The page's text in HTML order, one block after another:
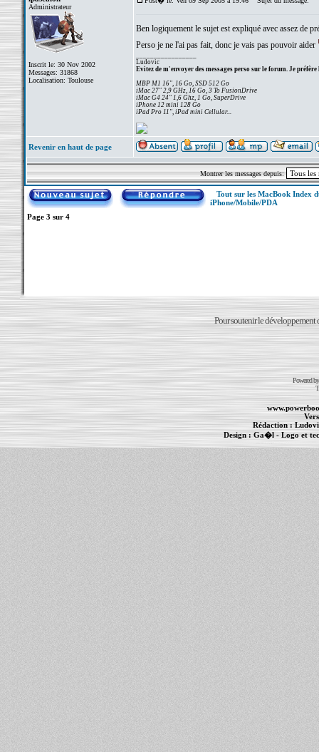
Administrateur
Inscrit le: 30 Nov 2002
Messages: 31868
Localisation: Toulouse
Ben logiquement le sujet est expliqué avec assez de
Perso je ne l'ai pas fait, donc je vais pas pouvoir aider
Ludovic
Evitez de m'envoyer des messages perso sur le forum. Je préfère
MBP M1 16", 16 Go, SSD 512 Go
iMac 27" 2,9 GHz, 16 Go, 3 To FusionDrive
iMac G4 24" 1,6 Ghz, 1 Go, SuperDrive
iPhone 12 mini 128 Go
iPad Pro 11", iPad mini Cellular...
Revenir en haut de page
Montrer les messages depuis:
Tout sur les MacBook Index
iPhone/Mobile/PDA
Page 3 sur 4
Pour soutenir le développement
Powered
Rédaction :
Design : Ga�l- Logo et
Informations : PowerBook -